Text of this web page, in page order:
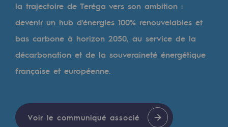
Gaz renouvelables et procédés durables
Gaz renouvelables et procédés
Pyrogazéification et gazéification
Méthanation
Nouveaux usages
la trajectoire de Teréga vers son ambition :
devenir un hub d'énergies 100% renouvelables et
bas carbone à horizon 2050, au service de la
décarbonation et de la souveraineté énergétique
française et européenne.
Voir le communiqué associé